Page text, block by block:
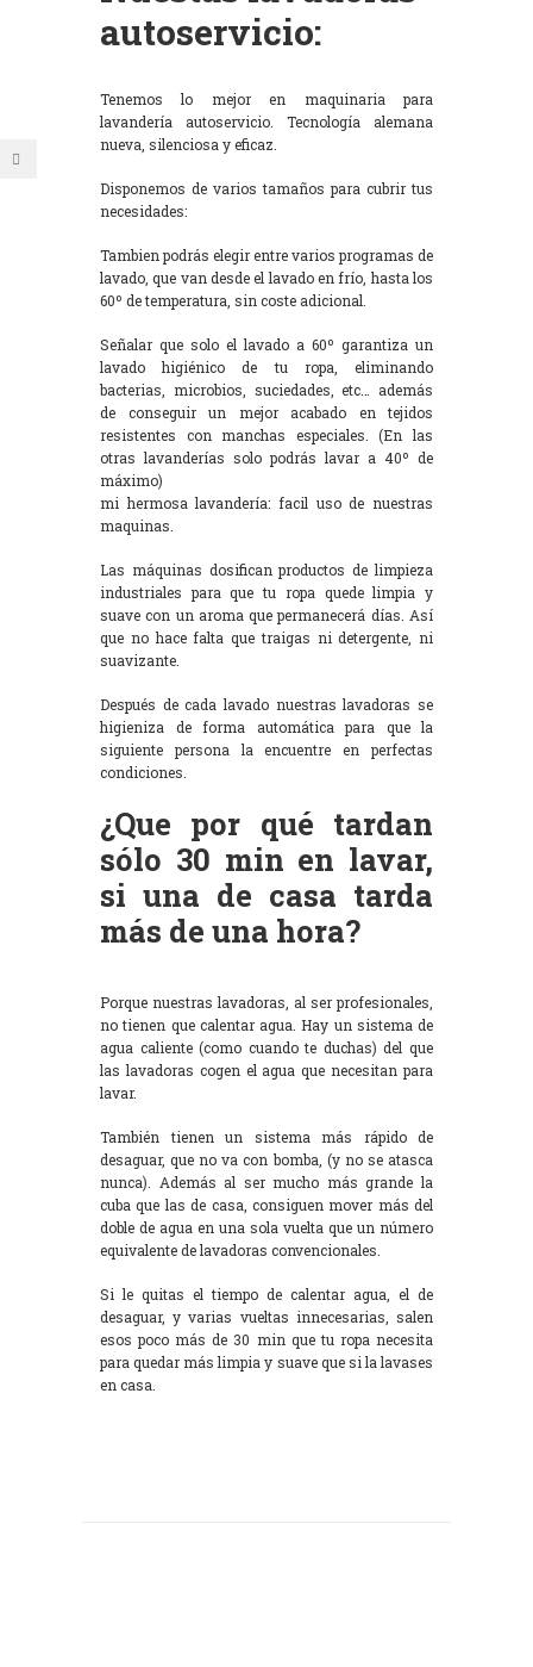
autoservicio:
Tenemos lo mejor en maquinaria para
lavandería autoservicio. Tecnología alemana
nueva, silenciosa y eficaz.
Disponemos de varios tamaños para cubrir tus
necesidades:
Tambien podrás elegir entre varios programas de
lavado, que van desde el lavado en frío, hasta los
60º de temperatura, sin coste adicional.
Señalar que solo el lavado a 60º garantiza un
lavado higiénico de tu ropa, eliminando
bacterias, microbios, suciedades, etc… además
de conseguir un mejor acabado en tejidos
resistentes con manchas especiales. (En las
otras lavanderías solo podrás lavar a 40º de
máximo)
mi hermosa lavandería: facil uso de nuestras
maquinas.
Las máquinas dosifican productos de limpieza
industriales para que tu ropa quede limpia y
suave con un aroma que permanecerá días. Así
que no hace falta que traigas ni detergente, ni
suavizante.
Después de cada lavado nuestras lavadoras se
higieniza de forma automática para que la
siguiente persona la encuentre en perfectas
condiciones.
¿Que por qué tardan
sólo 30 min en lavar,
si una de casa tarda
más de una hora?
Porque nuestras lavadoras, al ser profesionales,
no tienen que calentar agua. Hay un sistema de
agua caliente (como cuando te duchas) del que
las lavadoras cogen el agua que necesitan para
lavar.
También tienen un sistema más rápido de
desaguar, que no va con bomba, (y no se atasca
nunca). Además al ser mucho más grande la
cuba que las de casa, consiguen mover más del
doble de agua en una sola vuelta que un número
equivalente de lavadoras convencionales.
Si le quitas el tiempo de calentar agua, el de
desaguar, y varias vueltas innecesarias, salen
esos poco más de 30 min que tu ropa necesita
para quedar más limpia y suave que si la lavases
en casa.